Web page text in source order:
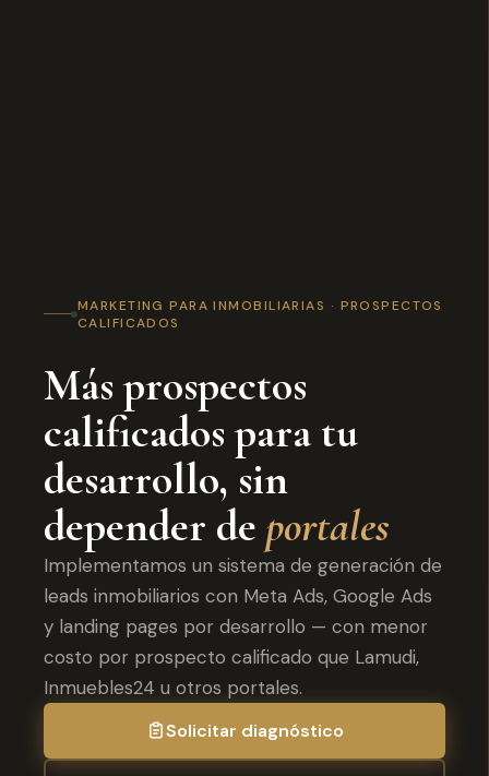
MARKETING PARA INMOBILIARIAS · PROSPECTOS
CALIFICADOS
Más prospectos
calificados para tu
desarrollo, sin
depender de portales
Implementamos un sistema de generación de
leads inmobiliarios con Meta Ads, Google Ads
y landing pages por desarrollo — con menor
costo por prospecto calificado que Lamudi,
Inmuebles24 u otros portales.
Solicitar diagnóstico